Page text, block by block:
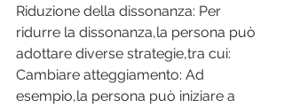
Riduzione della dissonanza: Per
ridurre la dissonanza,la persona può
adottare diverse strategie,tra cui:
Cambiare atteggiamento: Ad
esempio,la persona può iniziare a